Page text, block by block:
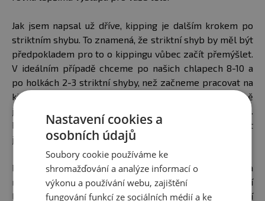
Jak jsem napsal už dříve, kipping je dalším krokem po
striktním shybu. To znamená, že striktní shyb by měl být
předpokladem pro to o kippingu vůbec začít přemýšlet.
V ideálním případě chceme po našich chlapech 8-10 a
po holkách 2-3 striktní shyby, než začneme pracovat na
kippingu. Pokud budete hodně nedočkaví, minimálně
jeden naprosto perfektně zvládnutý byste dát měli.
Průpravné cviky ke kippingu můžeme nicméně drilovat
již před tím.
Potřebujeme silnou a stabilní spodní (vis) i vrchní (brada
nad hrazdou) pozici s dobrým zapojením a fixací
lopatek. Silný úchop a propojení vrchní a spodní
Nastavení cookies a
osobních údajů
Soubory cookie používáme ke
shromažďování a analýze informací o
výkonu a používání webu, zajištění
fungování funkcí ze sociálních médií a ke